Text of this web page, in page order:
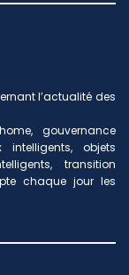
l’actualité des
gouvernance
objets
transition
chaque jour les